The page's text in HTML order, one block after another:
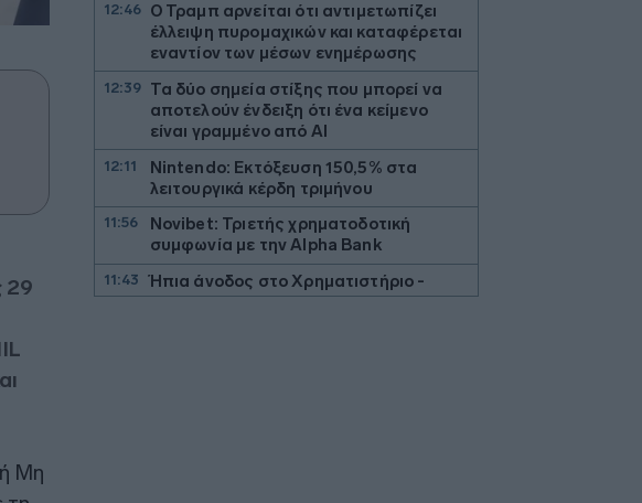
29
Μη
12:46
Ο Τραμπ αρνείται ότι αντιμετωπίζει
έλλειψη πυρομαχικών και καταφέρεται
εναντίον των μέσων ενημέρωσης
12:39
Τα δύο σημεία στίξης που μπορεί να
αποτελούν ένδειξη ότι ένα κείμενο
είναι γραμμένο από AI
12:11
Nintendo: Εκτόξευση 150,5% στα
λειτουργικά κέρδη τριμήνου
11:56
Novibet: Τριετής χρηματοδοτική
συμφωνία με την Alpha Bank
11:43
Ήπια άνοδος στο Χρηματιστήριο -
Metlen και ΕΤΕ στο «τιμόνι»